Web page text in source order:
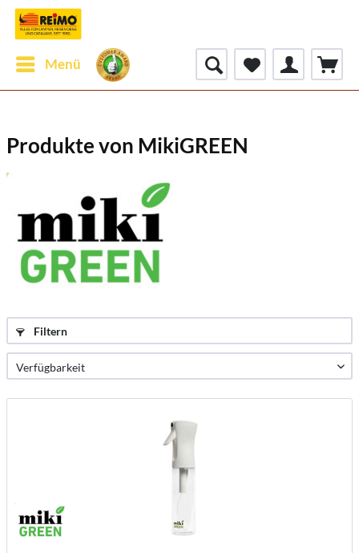
Menü
Produkte von MikiGREEN
Filtern